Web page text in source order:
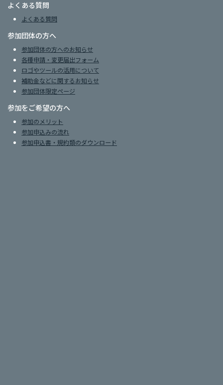
よくある質問
よくある質問
参加団体の方へ
参加団体の方へのお知らせ
各種申請・変更届出フォーム
ロゴやツールの活用について
補助金などに関するお知らせ
参加団体限定ページ
参加をご希望の方へ
参加のメリット
参加申込みの流れ
参加申込書・規約類のダウンロード